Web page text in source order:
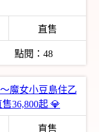
直售
點閱：48
魔女小豆島住乙
36,800起 💎
直售